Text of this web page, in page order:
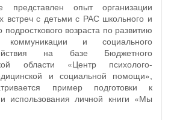
представлен опыт организации
встреч с детьми с РАС школьного и
возраста по развитию
коммуникации и социального
на базе Бюджетного
области «Центр психолого-
и социальной помощи»,
пример подготовки к
использования личной книги «Мы